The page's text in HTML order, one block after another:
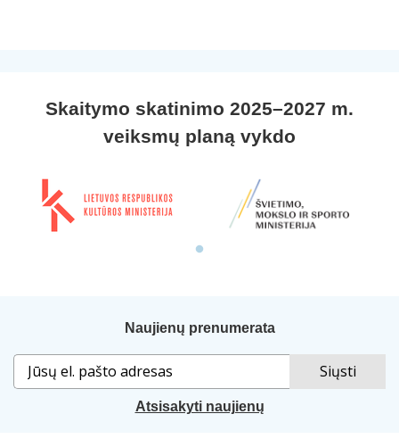
Skaitymo skatinimo 2025–2027 m.
veiksmų planą vykdo
Naujienų prenumerata
Atsisakyti naujienų